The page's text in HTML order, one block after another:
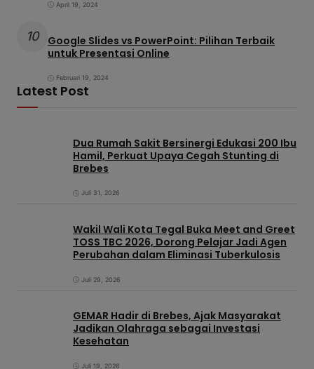
April 19, 2024
10
Google Slides vs PowerPoint: Pilihan Terbaik
untuk Presentasi Online
Februari 19, 2024
Latest Post
Dua Rumah Sakit Bersinergi Edukasi 200 Ibu
Hamil, Perkuat Upaya Cegah Stunting di
Brebes
Juli 31, 2026
Wakil Wali Kota Tegal Buka Meet and Greet
TOSS TBC 2026, Dorong Pelajar Jadi Agen
Perubahan dalam Eliminasi Tuberkulosis
Juli 29, 2026
GEMAR Hadir di Brebes, Ajak Masyarakat
Jadikan Olahraga sebagai Investasi
Kesehatan
Juli 19, 2026